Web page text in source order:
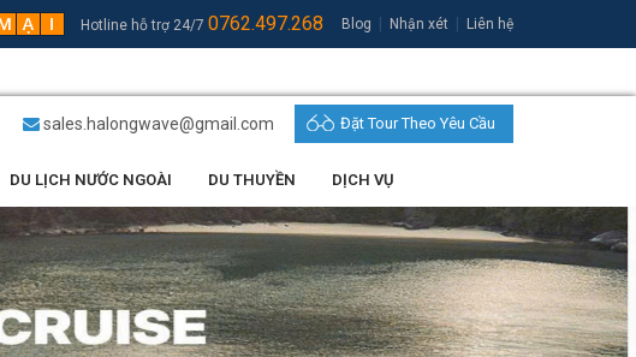
Hotline hỗ trợ 24/7 0762.497.268 Blog Nhận xét Liên hệ
sales.halongwave@gmail.com Đặt Tour Theo Yêu Cầu
DU LỊCH NƯỚC NGOÀI DU THUYỀN DỊCH VỤ